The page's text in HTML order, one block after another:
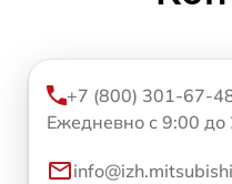
+7 (800) 301-67-
Ежедневно с 9:00 до